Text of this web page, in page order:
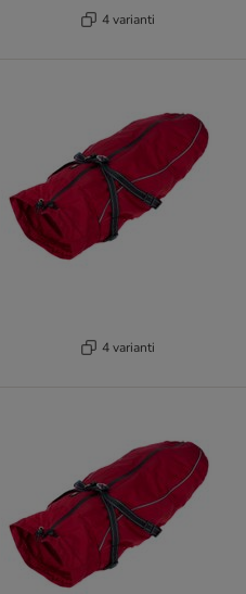
4 varianti
4 varianti